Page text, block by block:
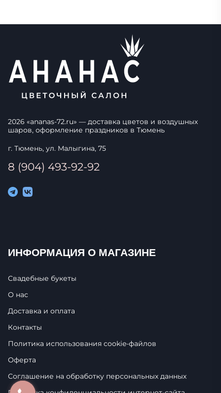
2026 «ananas-72.ru» — доставка цветов и воздушных
шаров, оформление праздников в Тюмень
г. Тюмень, ул. Малыгина, 75
8 (904) 493-92-92
ИНФОРМАЦИЯ О МАГАЗИНЕ
Свадебные букеты
О нас
Доставка и оплата
Контакты
Политика использования cookie-фaйлoв
Оферта
Соглашение на обработку персональных данных